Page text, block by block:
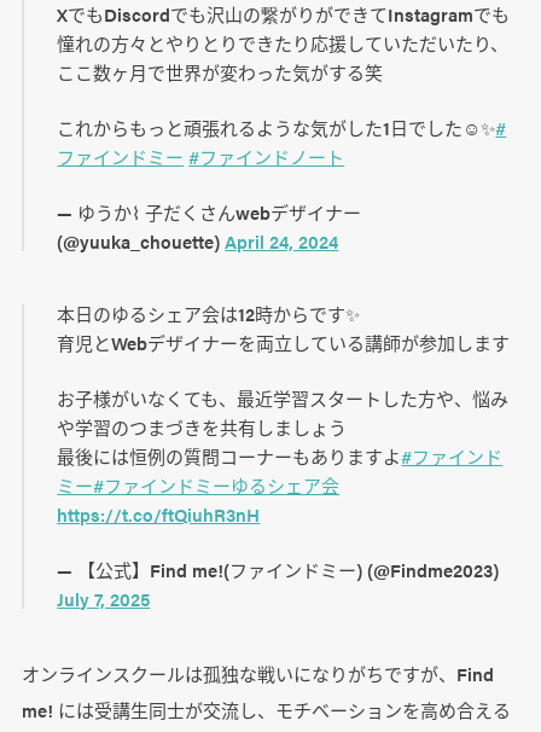
XでもDiscordでも沢山の繋がりができてInstagramでも
憧れの方々とやりとりできたり応援していただいたり、
ここ数ヶ月で世界が変わった気がする笑
これからもっと頑張れるような気がした1日でした☺️✨️#
ファインドミー #ファインドノート
— ゆうか⌇ 子だくさんwebデザイナー
(@yuuka_chouette)April 24, 2024
本日のゆるシェア会は12時からです✨
育児とWebデザイナーを両立している講師が参加します
お子様がいなくても、最近学習スタートした方や、悩み
や学習のつまづきを共有しましょう️
最後には恒例の質問コーナーもありますよ#ファインド
ミー#ファインドミーゆるシェア会
https://t.co/ftQiuhR3nH
— 【公式】Find me!(ファインドミー) (@Findme2023)
July 7, 2025
オンラインスクールは孤独な戦いになりがちですが、Find
me! には受講生同士が交流し、モチベーションを高め合える